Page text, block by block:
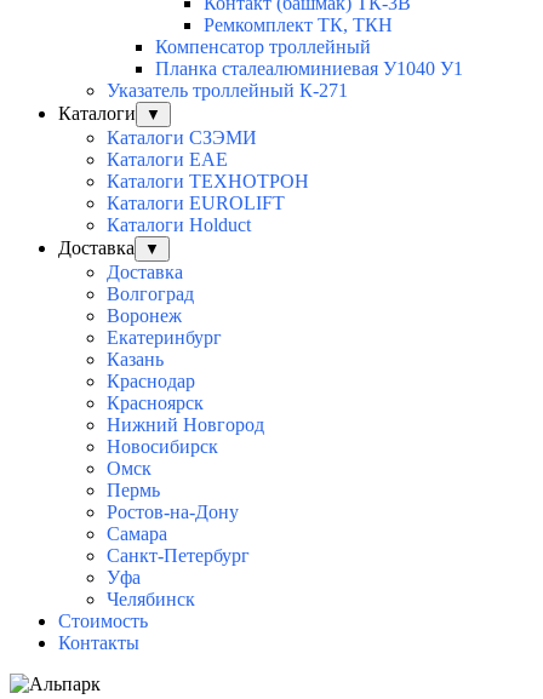
Ремкомплект ТК, ТКН
Компенсатор троллейный
Планка сталеалюминиевая У1040 У1
Указатель троллейный К-271
Каталоги
▼
Каталоги СЗЭМИ
Каталоги EAE
Каталоги ТЕХНОТРОН
Каталоги EUROLIFT
Каталоги Holduct
Доставка
▼
Доставка
Волгоград
Воронеж
Екатеринбург
Казань
Краснодар
Красноярск
Нижний Новгород
Новосибирск
Омск
Пермь
Ростов-на-Дону
Самара
Санкт-Петербург
Уфа
Челябинск
Стоимость
Контакты